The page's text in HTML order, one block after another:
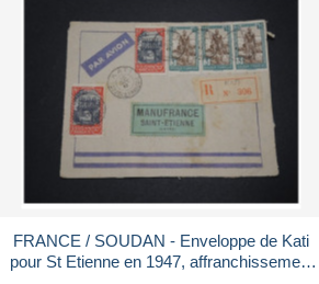
FRANCE / SOUDAN - Enveloppe de Kati
pour St Etienne en 1947, affranchissement